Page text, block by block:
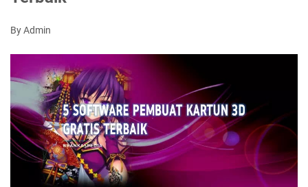
By Admin